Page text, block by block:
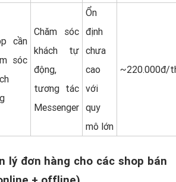
cần
sóc
Chăm sóc
khách tự
động,
tương tác
Messenger
Ổn
định
chưa
cao
với
quy
mô lớn
~220.000đ/
lý đơn hàng cho các shop bán